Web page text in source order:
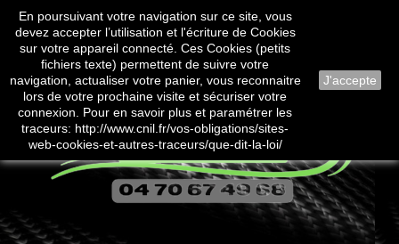
Contactez-nous
En poursuivant votre navigation sur ce site, vous
devez accepter l’utilisation et l'écriture de Cookies
sur votre appareil connecté. Ces Cookies (petits
fichiers texte) permettent de suivre votre
navigation, actualiser votre panier, vous reconnaitre
lors de votre prochaine visite et sécuriser votre
connexion. Pour en savoir plus et paramétrer les
traceurs: http://www.cnil.fr/vos-obligations/sites-
web-cookies-et-autres-traceurs/que-dit-la-loi/
J'accepte